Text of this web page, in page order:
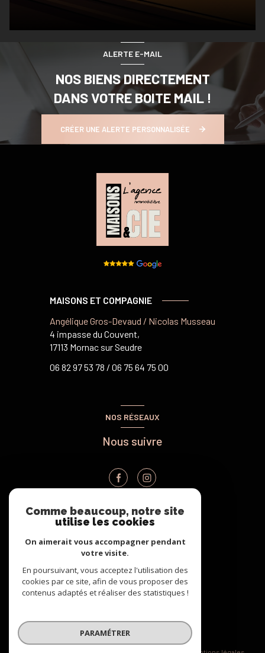
ALERTE E-MAIL
NOS BIENS DIRECTEMENT
DANS VOTRE BOITE MAIL !
CRÉER UNE ALERTE PERSONNALISÉE
MAISONS ET COMPAGNIE
Angélique Gros-Devaud / Nicolas Musseau
4 impasse du Couvent,
17113 Mornac sur Seudre
06 82 97 53 78 / 06 75 64 75 00
NOS RÉSEAUX
Nous suivre
VOTRE ESPACE
Espace propriétaire
SE CONNECTER
© 2026 | Tous droits réservés
Comme beaucoup, notre site
utilise les cookies
On aimerait vous accompagner pendant
votre visite.
En poursuivant, vous acceptez l'utilisation des
cookies par ce site, afin de vous proposer des
contenus adaptés et réaliser des statistiques !
PARAMÉTRER